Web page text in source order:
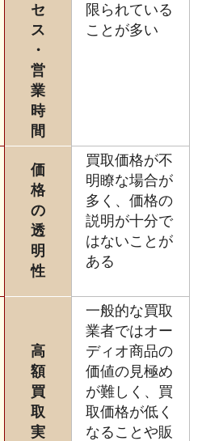
セ
ス
・
営
業
時
間
限られている
ことが多い
価
格
の
透
明
性
買取価格が不
明瞭な場合が
多く、価格の
説明が十分で
はないことが
ある
高
額
買
取
実
一般的な買取
業者ではオー
ディオ商品の
価値の見極め
が難しく、買
取価格が低く
なることや販